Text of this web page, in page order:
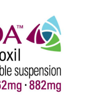
амикацин)